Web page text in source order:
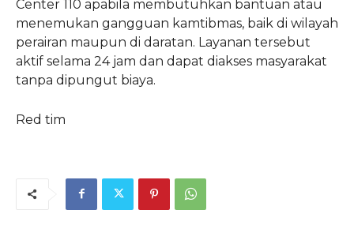
Center 110 apabila membutuhkan bantuan atau
menemukan gangguan kamtibmas, baik di wilayah
perairan maupun di daratan. Layanan tersebut
aktif selama 24 jam dan dapat diakses masyarakat
tanpa dipungut biaya.
Red tim